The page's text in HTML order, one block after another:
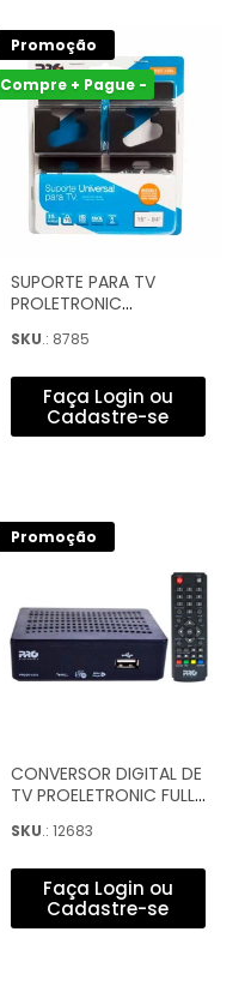
Promoção
Compre + Pague -
SUPORTE PARA TV
PROLETRONIC
84'' - PQST-1584
SKU.: 8785
Faça Login ou
Cadastre-se
Promoção
CONVERSOR DIGITAL DE
TV PROELETRONIC FULL
SKU.: 12683
Faça Login ou
Cadastre-se